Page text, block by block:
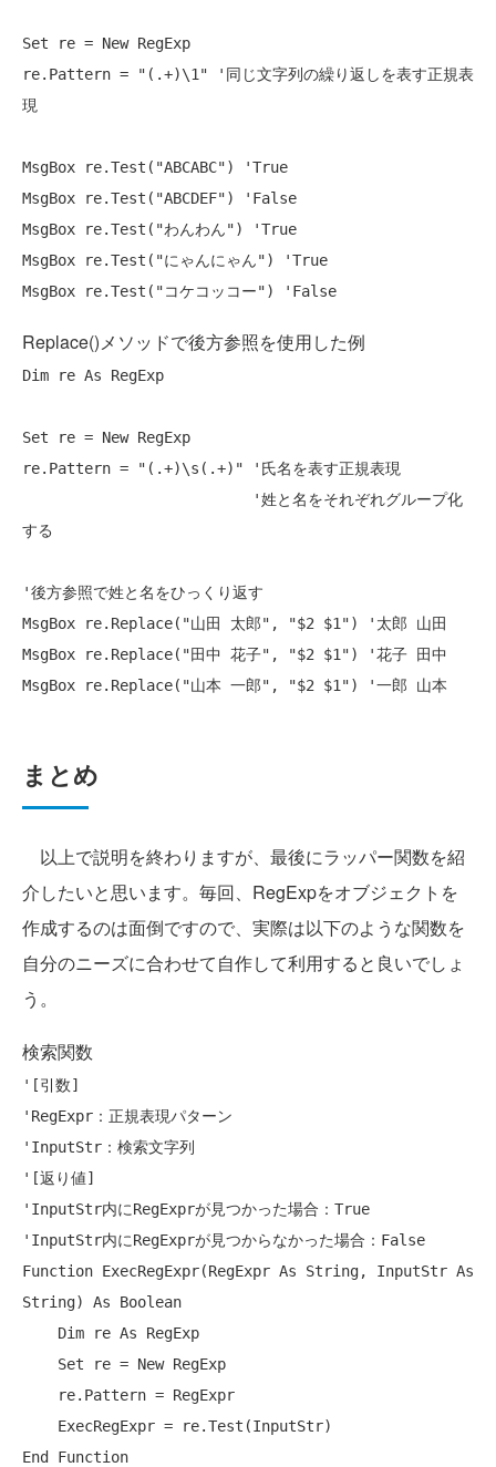
Set re = New RegExp
re.Pattern =
"(.+)\1"
'同じ文字列の繰り返しを表す正規表
現
MsgBox re.Test( "ABCABC")
'True
MsgBox re.Test( "ABCDEF")
'False
MsgBox re.Test( "わんわん")
'True
MsgBox re.Test( "にゃんにゃん")
'True
MsgBox re.Test( "コケコッコー") 'False
Replace()メソッドで後方参照を使用した例
Dim re As RegExp
Set re = New RegExp
re.Pattern =
"(.+)\s(.+)"
'氏名を表す正規表現
'姓と名をそれぞれグループ化
する
'後方参照で姓と名をひっくり返す
MsgBox re.Replace( "山田 太郎" , "$2 $1")
'太郎 山田
MsgBox re.Replace( "田中 花子" , "$2 $1")
'花子 田中
MsgBox re.Replace( "山本 一郎" , "$2 $1") '一郎 山本
まとめ
以上で説明を終わりますが、最後にラッパー関数を紹
介したいと思います。毎回、RegExpをオブジェクトを
作成するのは面倒ですので、実際は以下のような関数を
自分のニーズに合わせて自作して利用すると良いでしょ
う。
検索関数
'[引数]
'RegExpr：正規表現パターン
'InputStr：検索文字列
'[返り値]
'InputStr内にRegExprが見つかった場合：True
'InputStr内にRegExprが見つからなかった場合：False
Function ExecRegExpr(RegExpr As String, InputStr As
String) As
Boolean
Dim re As RegExp
Set re = New RegExp
End
Function